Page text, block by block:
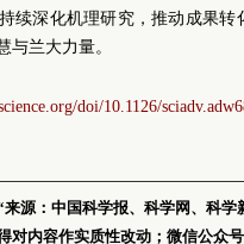
续深化机理研究，推动成果
与兰大力量。
doi/10.1126/
源：中国科学报、科学网、科
对内容作实质性改动；微信公众